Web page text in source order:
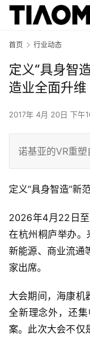
首页 行业动态
定义“具身智
造业全面升维
2017年 4月 20日 下午
诺基亚的VR重塑
定义“具身智造”新范
2026年4月22日
在杭州桐庐举办。
新能源、商业流通
家出席。
大会期间，海康机
全新理念外，还
案。此次大会不仅